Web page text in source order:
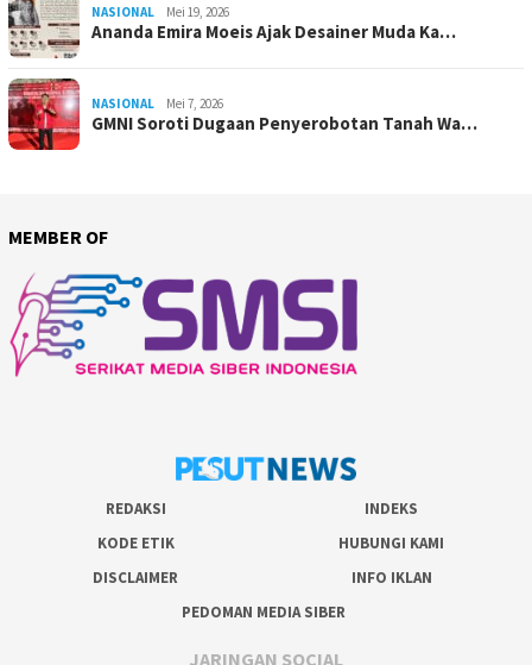
NASIONAL Mei 19, 2026
Ananda Emira Moeis Ajak Desainer Muda Ka…
NASIONAL Mei 7, 2026
GMNI Soroti Dugaan Penyerobotan Tanah Wa…
MEMBER OF
REDAKSI
INDEKS
KODE ETIK
HUBUNGI KAMI
DISCLAIMER
INFO IKLAN
PEDOMAN MEDIA SIBER
JARINGAN SOCIAL